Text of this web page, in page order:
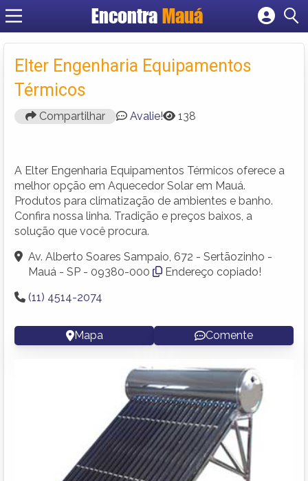
EncontraMauá
Criar conta
Elter Engenharia Equipamentos
Térmicos
Compartilhar Avalie! 138
A Elter Engenharia Equipamentos Térmicos oferece a
melhor opção em Aquecedor Solar em Mauá.
Produtos para climatização de ambientes e banho.
Confira nossa linha. Tradição e preços baixos, a
solução que você procura.
Av. Alberto Soares Sampaio, 672 - Sertãozinho -
Mauá - SP - 09380-000
Endereço copiado!
(11) 4514-2074
Mapa Comente